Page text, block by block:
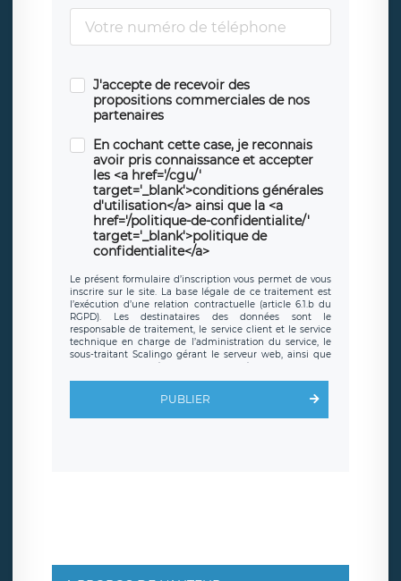
J'accepte de recevoir des
propositions commerciales de nos
partenaires
En cochant cette case, je reconnais
avoir pris connaissance et accepter
les <a href='/cgu/'
target='_blank'>conditions générales
d'utilisation</a> ainsi que la <a
href='/politique-de-confidentialite/'
target='_blank'>politique de
confidentialite</a>
Le présent formulaire d’inscription vous permet de vous
inscrire sur le site. La base légale de ce traitement est
l’exécution d’une relation contractuelle (article 6.1.b du
RGPD). Les destinataires des données sont le
responsable de traitement, le service client et le service
technique en charge de l’administration du service, le
sous-traitant Scalingo gérant le serveur web, ainsi que
d’inscription est hébergé sur un serveur hébergé par
clauses de
protection conformes au RGPD
. Les données collectées
sont conservées jusqu’à ce que l’Internaute en sollicite la
rue Léopold Sédar Senghor, joignable à l’adresse mail :
PUBLIER